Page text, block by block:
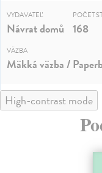
VYDAVATEĽ
Návrat domů
POČET
168
VÄZBA
Mäkká väzba /
High-contrast mode